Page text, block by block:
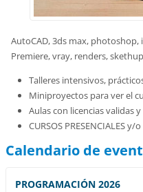
AutoCAD, 3ds max,
Premiere, vray, renders,
Talleres intensivos,
Miniproyectos para ver el
Aulas con licencias validas
CURSOS PRESENCIALES y/
Calendario de
PROGRAMACIÓN 2026